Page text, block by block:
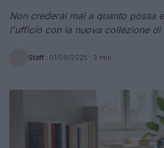
Non crederai mai a quanto possa
l'ufficio con la nuova collezione di
Staff · 01/09/2025 · 3 min